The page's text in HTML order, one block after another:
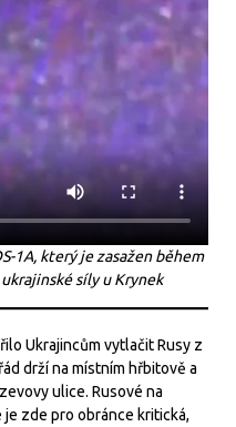
1A, který je zasažen během
síly u Krynek
Ukrajincům vytlačit Rusy z
drží na místním hřbitově a
ulice. Rusové na
zde pro obránce kritická,